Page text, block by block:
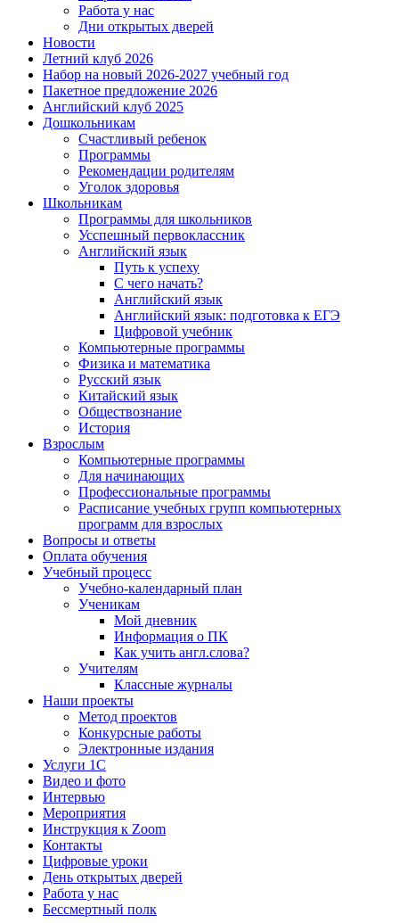
Работа у нас
Дни открытых дверей
Новости
Летний клуб 2026
Набор на новый 2026-2027 учебный год
Пакетное предложение 2026
Английский клуб 2025
Дошкольникам
Счастливый ребенок
Программы
Рекомендации родителям
Уголок здоровья
Школьникам
Программы для школьников
Усспешный первоклассник
Английский язык
Путь к успеху
С чего начать?
Английский язык
Английский язык: подготовка к ЕГЭ
Цифровой учебник
Компьютерные программы
Физика и математика
Русский язык
Китайский язык
Обществознание
История
Взрослым
Компьютерные программы
Для начинающих
Профессиональные программы
Расписание учебных групп компьютерных
программ для взрослых
Вопросы и ответы
Оплата обучения
Учебный процесс
Учебно-календарный план
Ученикам
Мой дневник
Информация о ПК
Как учить англ.слова?
Учителям
Классные журналы
Наши проекты
Метод проектов
Конкурсные работы
Электронные издания
Услуги 1C
Видео и фото
Интервью
Мероприятия
Инструкция к Zoom
Контакты
Цифровые уроки
День открытых дверей
Работа у нас
Бессмертный полк